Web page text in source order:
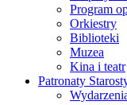
Program
Orkiestry
Biblioteki
Muzea
Kina i teatr
Patronaty